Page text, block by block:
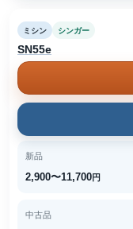
ミシン シンガー
SN55e
新品
2,900〜11,700円
中古品